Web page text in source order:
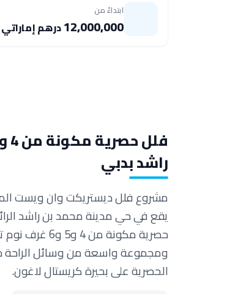
ابتداءً من
12,000,000درهم إماراتي
راشد بدبي
مشروع فلل ديستريكت وان ويست
يقع في حي مدينة محمد بن راشد
حصرية
ومجموعة واسعة من وسائل الراحة
الحصرية على بحيرة كريستال لاغون.